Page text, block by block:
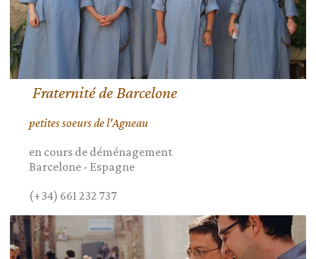
Fraternité de Barcelone
petites soeurs de l'Agneau
en cours de déménagement
Barcelone - Espagne
(+34) 661 232 737